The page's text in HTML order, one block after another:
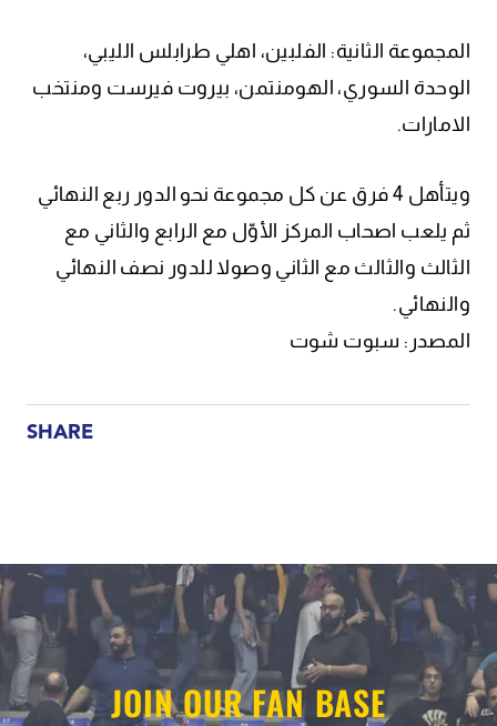
المجموعة الثانية: الفلبين، اهلي طرابلس الليبي،
الوحدة السوري، الهومنتمن، بيروت فيرست ومنتخب
الامارات.
ويتأهل 4 فرق عن كل مجموعة نحو الدور ربع النهائي
ثم يلعب اصحاب المركز الأوّل مع الرابع والثاني مع
الثالث والثالث مع الثاني وصولا للدور نصف النهائي
والنهائي.
المصدر: سبوت شوت
SHARE
JOIN OUR FAN BASE